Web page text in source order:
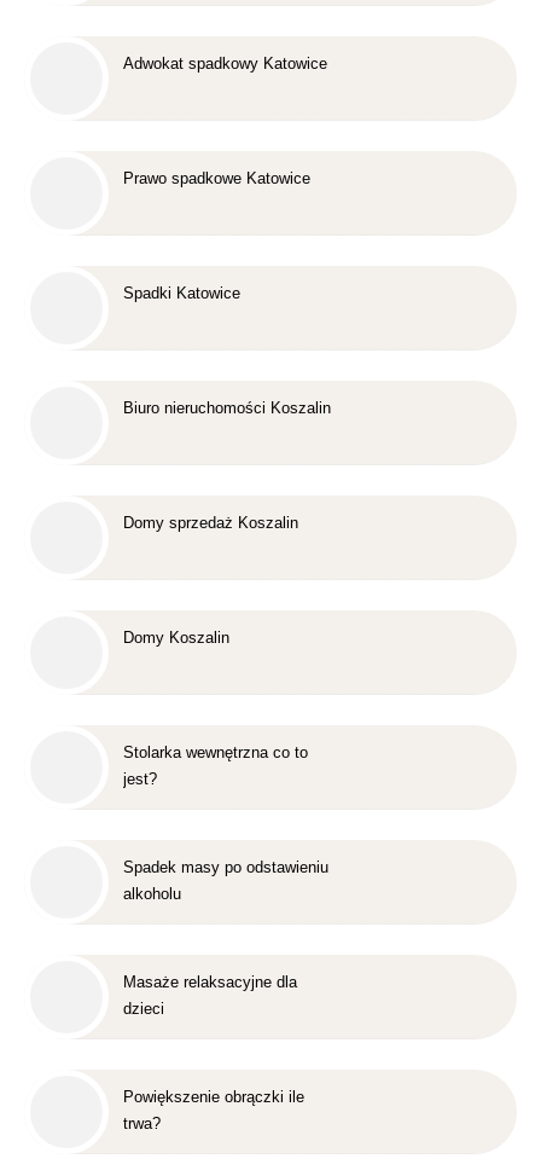
Adwokat spadkowy Katowice
Prawo spadkowe Katowice
Spadki Katowice
Biuro nieruchomości Koszalin
Domy sprzedaż Koszalin
Domy Koszalin
Stolarka wewnętrzna co to
jest?
Spadek masy po odstawieniu
alkoholu
Masaże relaksacyjne dla
dzieci
Powiększenie obrączki ile
trwa?